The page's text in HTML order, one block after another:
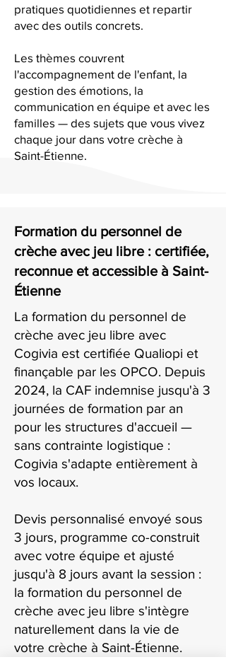
pratiques quotidiennes et repartir
avec des outils concrets.
Les thèmes couvrent
l'accompagnement de l'enfant, la
gestion des émotions, la
communication en équipe et avec les
familles — des sujets que vous vivez
chaque jour dans votre crèche à
Saint-Étienne.
Formation du personnel de
crèche avec jeu libre : certifiée,
reconnue et accessible à Saint-
Étienne
La formation du personnel de
crèche avec jeu libre avec
Cogivia est certifiée Qualiopi et
finançable par les OPCO. Depuis
2024, la CAF indemnise jusqu'à 3
journées de formation par an
pour les structures d'accueil —
sans contrainte logistique :
Cogivia s'adapte entièrement à
vos locaux.
Devis personnalisé envoyé sous
3 jours, programme co-construit
avec votre équipe et ajusté
jusqu'à 8 jours avant la session :
la formation du personnel de
crèche avec jeu libre s'intègre
naturellement dans la vie de
votre crèche à Saint-Étienne.